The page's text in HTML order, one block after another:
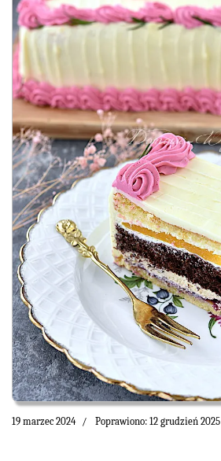
19 marzec 2024 Poprawiono: 12 grudzień 2025